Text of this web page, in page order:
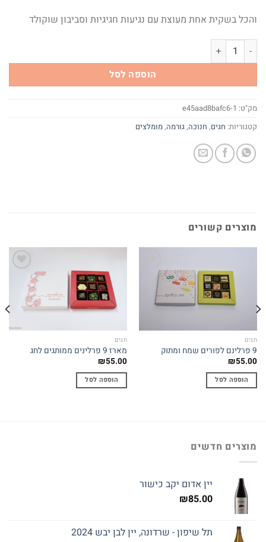
והכל בשקית אחת מעוצת עם נגיעות חגיגיות וסביבון שוקולד
כמות של חנוכה חורף ומה שבינהם
הוספה לסל
מק"ט: e45aad8bafc6-1
קטגוריות: חגים, חנוכה,גורמה,מומלצים
מוצרים קשורים
Add to
wishlist
חגים
9 פרלינם לפורים שמח ומתוק
₪55.00
הוספה לסל
wishlist
חגים
מארז 9 פרלינים ממותגים לחג
₪55.00
הוספה לסל
מוצרים חדשים
יין אדום יקב כישור
₪85.00
תל שיפון - שרדונה, יין לבן יבש 2024